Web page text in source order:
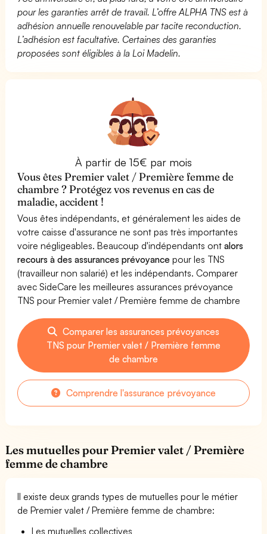
pour les garanties arrêt de travail. L’offre ALPHA TNS est à
adhésion annuelle renouvelable par tacite reconduction.
L’adhésion est facultative. Certaines des garanties
proposées sont éligibles à la Loi Madelin.
À partir de 15€ par mois
Vous êtes Premier valet / Première femme de
chambre ? Protégez vos revenus en cas de
maladie, accident !
Vous êtes indépendants, et généralement les aides de
votre caisse d'assurance ne sont pas très importantes
voire négligeables. Beaucoup d'indépendants ontalors
recours à des assurances prévoyance pour les TNS
(travailleur non salarié) et les indépendants. Comparer
avec SideCare les meilleures assurances prévoyance
TNS pour Premier valet / Première femme de chambre
Comparer les assurances prévoyances
TNS pour Premier valet / Première femme
de chambre
Comprendre l'assurance prévoyance
Les mutuelles pour Premier valet / Première
femme de chambre
Il existe deux grands types de mutuelles pour le métier
de Premier valet / Première femme de chambre:
Les mutuelles collectives